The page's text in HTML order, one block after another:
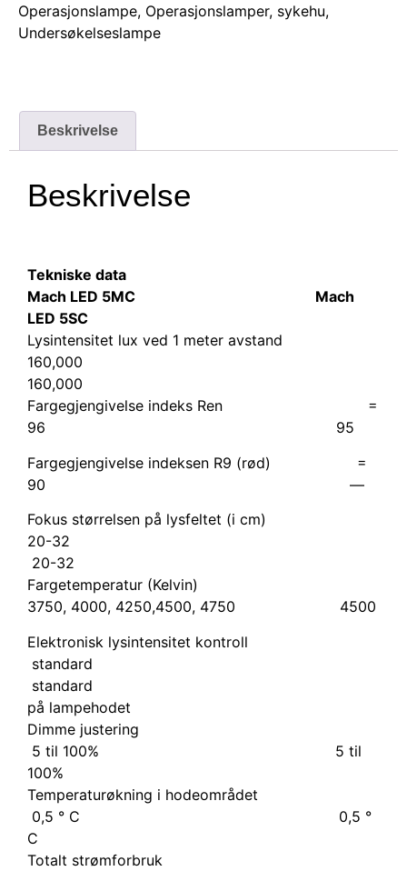
Operasjonslampe, Operasjonslamper, sykehu,
Undersøkelseslampe
Beskrivelse
Beskrivelse
Tekniske data
Mach LED 5MC
Mach
LED 5SC
Lysintensitet lux ved 1 meter avstand
160,000
160,000
Fargegjengivelse indeks Ren =
96 95
Fargegjengivelse indeksen R9 (rød) =
90 —
Fokus størrelsen på lysfeltet (i cm)
20-32
20-32
Fargetemperatur (Kelvin)
3750, 4000, 4250,4500, 4750 4500
Elektronisk lysintensitet kontroll
standard
standard
på lampehodet
Dimme justering
5 til 100% 5 til
100%
Temperaturøkning i hodeområdet
0,5 ° C 0,5 °
C
Totalt strømforbruk